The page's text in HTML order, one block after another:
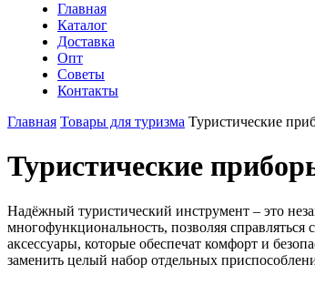
Главная
Каталог
Доставка
Опт
Советы
Контакты
Главная Товары для туризма Туристические
Туристические
Надёжный туристический инструмент – это
многофункциональность, позволяя
аксессуары, которые обеспечат комфорт и
заменить целый набор отдельных